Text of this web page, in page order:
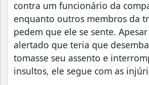
contra um funcionário da
enquanto outros membros da
pedem que ele se sente.
alertado que teria que
tomasse seu assento e
insultos, ele segue com as